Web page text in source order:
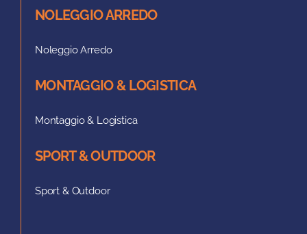
NOLEGGIO ARREDO
Noleggio Arredo
MONTAGGIO & LOGISTICA
Montaggio & Logistica
SPORT & OUTDOOR
Sport & Outdoor